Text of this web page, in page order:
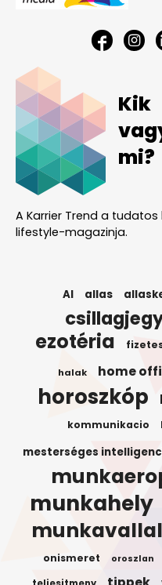
Kik
mi?
A Karrier Trend a
lifestyle-magazinja.
AI allas
ezotéria
halak home
horoszkóp
kommunikacio
mesterséges
munkahely
onismeret oroszlan